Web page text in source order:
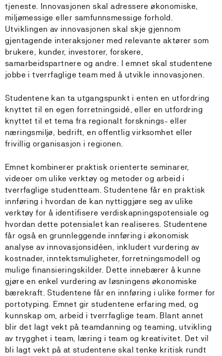
tjeneste. Innovasjonen skal adressere økonomiske,
miljømessige eller samfunnsmessige forhold.
Utviklingen av innovasjonen skal skje gjennom
gjentagende interaksjoner med relevante aktører som
brukere, kunder, investorer, forskere,
samarbeidspartnere og andre. I emnet skal studentene
jobbe i tverrfaglige team med å utvikle innovasjonen.
Studentene kan ta utgangspunkt i enten en utfordring
knyttet til en egen forretningsidé, eller en utfordring
knyttet til et tema fra regionalt forsknings- eller
næringsmiljø, bedrift, en offentlig virksomhet eller
frivillig organisasjon i regionen.
Emnet kombinerer praktisk orienterte seminarer,
videoer om ulike verktøy og metoder og arbeid i
tverrfaglige studentteam. Studentene får en praktisk
innføring i hvordan de kan nyttiggjøre seg av ulike
verktøy for å identifisere verdiskapningspotensiale og
hvordan dette potensialet kan realiseres. Studentene
får også en grunnleggende innføring i økonomisk
analyse av innovasjonsidéen, inkludert vurdering av
kostnader, inntektsmuligheter, forretningsmodell og
mulige finansieringskilder. Dette innebærer å kunne
gjøre en enkel vurdering av løsningens økonomiske
bærekraft. Studentene får en innføring i ulike former for
portotyping. Emnet gir studentene erfaring med, og
kunnskap om, arbeid i tverrfaglige team. Blant annet
blir det lagt vekt på teamdanning og teaming, utvikling
av trygghet i team, læring i team og kreativitet. Det vil
bli lagt vekt på at studentene skal tenke kritisk rundt